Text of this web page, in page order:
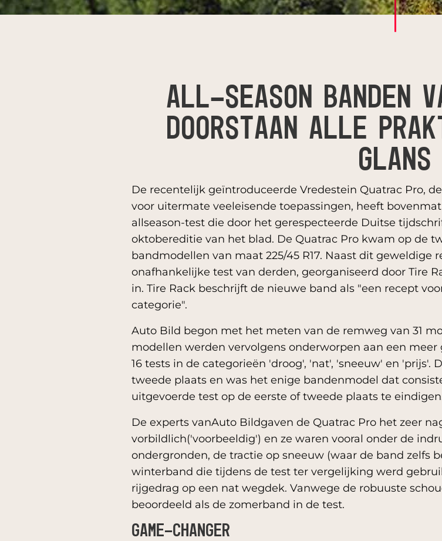
ALL-SEASON BANDEN
DOORSTAAN ALLE
GLANS
De recentelijk geïntroduceerde Vredestein Quatrac Pro,
voor uitermate veeleisende toepassingen, heeft
allseason-test die door het gerespecteerde Duitse
oktobereditie van het blad. De Quatrac Pro kwam op de
bandmodellen van maat 225/45 R17. Naast dit geweldige
onafhankelijke test van derden, georganiseerd door Tire
in. Tire Rack beschrijft de nieuwe band als "een recept
categorie".
Auto Bild begon met het meten van de remweg van 31
modellen werden vervolgens onderworpen aan een
16 tests in de categorieën 'droog', 'nat', 'sneeuw' en 'prijs'.
tweede plaats en was het enige bandenmodel dat
uitgevoerde test op de eerste of tweede plaats te
De experts vanAuto Bildgaven de Quatrac Pro het zeer
vorbildlich('voorbeeldig') en ze waren vooral onder de
ondergronden, de tractie op sneeuw (waar de band zelfs
winterband die tijdens de test ter vergelijking werd
rijgedrag op een nat wegdek. Vanwege de robuuste
beoordeeld als de zomerband in de test.
GAME-CHANGER